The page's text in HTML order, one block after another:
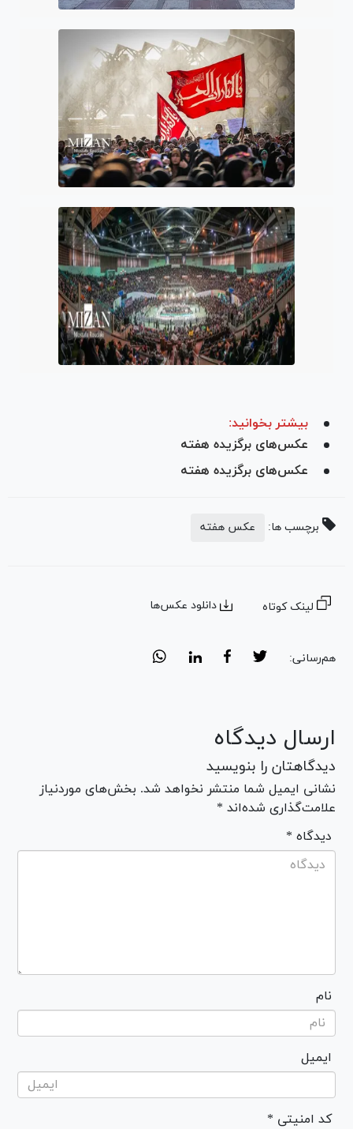
بیشتر بخوانید:
عکس‌های برگزیده هفته
عکس‌های برگزیده هفته
برچسب ها: عکس هفته
لینک کوتاه دانلود عکس‌ها
هم‌رسانی:
ارسال دیدگاه
دیدگاهتان را بنویسید
نشانی ایمیل شما منتشر نخواهد شد. بخش‌های موردنیاز
علامت‌گذاری شده‌اند *
* دیدگاه
نام
ایمیل
* کد امنیتی